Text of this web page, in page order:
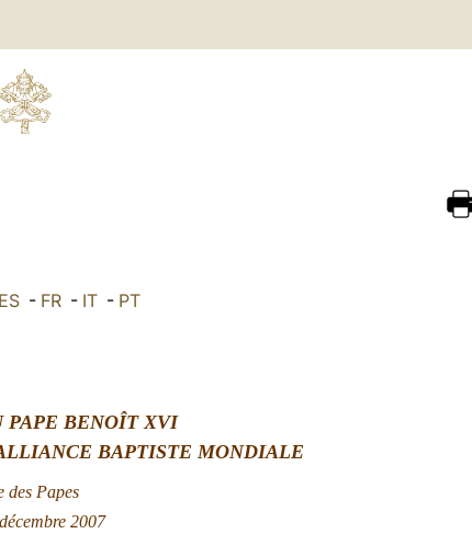
ES - FR - IT - PT
PAPE BENOÎT XVI
BAPTISTE MONDIALE
des Papes
2007